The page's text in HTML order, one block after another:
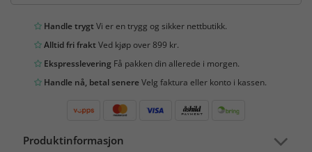
Handle trygtVi er en trygg og sikker nettbutikk.
Alltid fri fraktVed kjøp over 899 kr.
Ekspresslevering Få pakken din allerede i morgen.
Handle nå, betal senereVelg faktura eller konto i kassen.
Produktinformasjon